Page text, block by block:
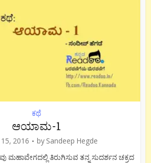
ಕಥೆ
ಆಯಾಮ-1
2016 by Sandeep Hegde
ಮಹಾವೇಗದಲ್ಲಿ ತಿರುಗಿಸುವ ತನ್ನ ಸುದರ್ಶನ ಚಕ್ರದ